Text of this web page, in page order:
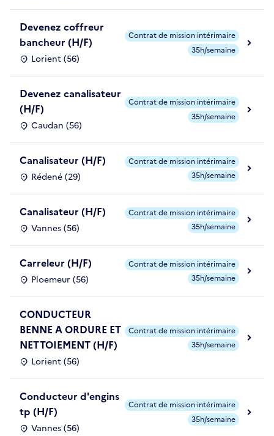
Devenez coffreur
bancheur (H/F)
Lorient (56)
Contrat de mission intérimaire
35h/semaine
Devenez canalisateur
(H/F)
Caudan (56)
Contrat de mission intérimaire
35h/semaine
Canalisateur (H/F)
Rédené (29)
Contrat de mission intérimaire
35h/semaine
Canalisateur (H/F)
Vannes (56)
Contrat de mission intérimaire
35h/semaine
Carreleur (H/F)
Ploemeur (56)
Contrat de mission intérimaire
35h/semaine
CONDUCTEUR
BENNE A ORDURE ET
NETTOIEMENT (H/F)
Lorient (56)
Contrat de mission intérimaire
35h/semaine
Conducteur d'engins
tp (H/F)
Vannes (56)
Contrat de mission intérimaire
35h/semaine